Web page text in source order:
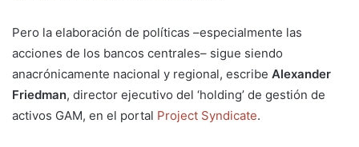
Pero la elaboración de políticas –especialmente las
acciones de los bancos centrales– sigue siendo
anacrónicamente nacional y regional, escribe Alexander
Friedman, director ejecutivo del ‘holding’ de gestión de
activos GAM, en el portal Project Syndicate.